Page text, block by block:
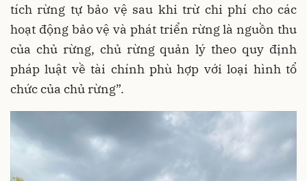
tích rừng tự bảo vệ sau khi trừ chi phí cho các
hoạt động bảo vệ và phát triển rừng là nguồn thu
của chủ rừng, chủ rừng quản lý theo quy định
pháp luật về tài chính phù hợp với loại hình tổ
chức của chủ rừng”.